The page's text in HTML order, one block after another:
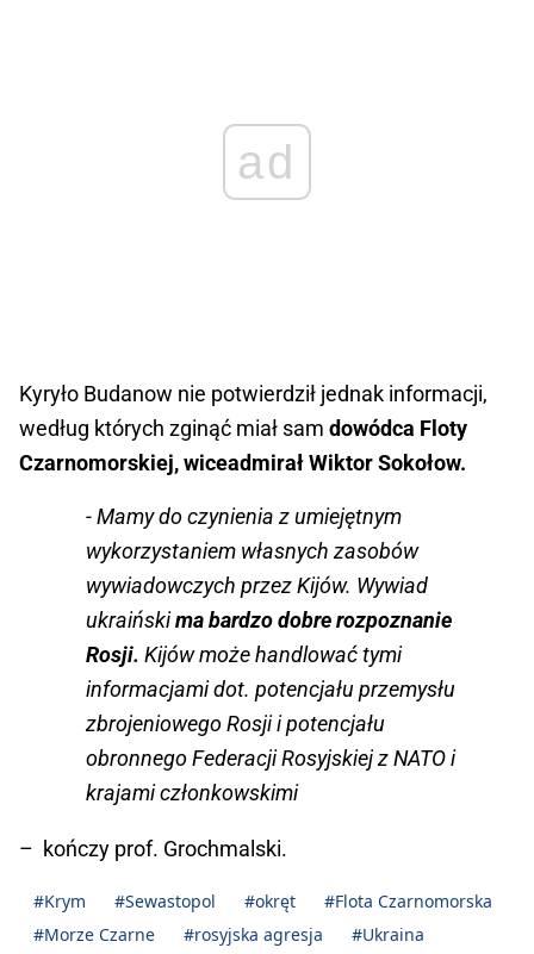
ad
Kyryło Budanow nie potwierdził jednak informacji,
według których zginąć miał sam dowódca Floty
Czarnomorskiej, wiceadmirał Wiktor Sokołow.
- Mamy do czynienia z umiejętnym
wykorzystaniem własnych zasobów
wywiadowczych przez Kijów. Wywiad
ukraińskima bardzo dobre rozpoznanie
Rosji. Kijów może handlować tymi
informacjami dot. potencjału przemysłu
zbrojeniowego Rosji i potencjału
obronnego Federacji Rosyjskiej z NATO i
krajami członkowskimi
– kończy prof. Grochmalski.
#Krym #Sewastopol #okręt
#Flota Czarnomorska
#Morze Czarne
#rosyjska agresja #Ukraina